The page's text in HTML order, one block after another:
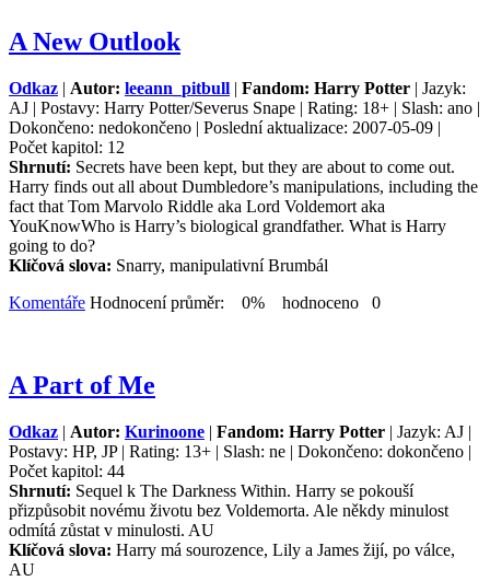
A New Outlook
Odkaz | Autor: leeann_pitbull | Fandom: Harry Potter | Jazyk:
AJ | Postavy: Harry Potter/Severus Snape | Rating: 18+ | Slash: ano |
Dokončeno: nedokončeno | Poslední aktualizace: 2007-05-09 |
Počet kapitol: 12
Shrnutí: Secrets have been kept, but they are about to come out.
Harry finds out all about Dumbledore’s manipulations, including the
fact that Tom Marvolo Riddle aka Lord Voldemort aka
YouKnowWho is Harry’s biological grandfather. What is Harry
going to do?
Klíčová slova: Snarry, manipulativní Brumbál
Komentáře Hodnocení průměr: 0% hodnoceno 0
A Part of Me
Odkaz | Autor: Kurinoone | Fandom: Harry Potter | Jazyk: AJ |
Postavy: HP, JP | Rating: 13+ | Slash: ne | Dokončeno: dokončeno |
Počet kapitol: 44
Shrnutí: Sequel k The Darkness Within. Harry se pokouší
přizpůsobit novému životu bez Voldemorta. Ale někdy minulost
odmítá zůstat v minulosti. AU
Klíčová slova: Harry má sourozence, Lily a James žijí, po válce,
AU